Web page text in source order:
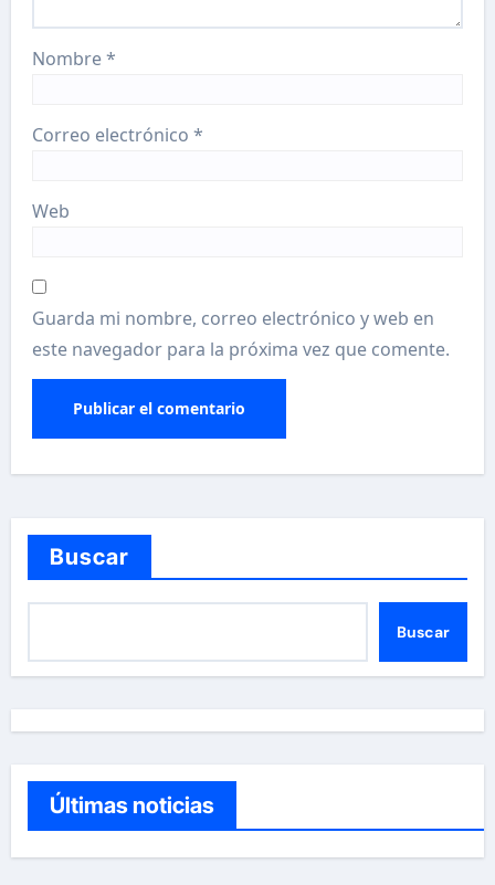
Nombre*
Correo electrónico*
Web
Guarda mi nombre, correo electrónico y web en
este navegador para la próxima vez que comente.
Buscar
Buscar
Últimas noticias